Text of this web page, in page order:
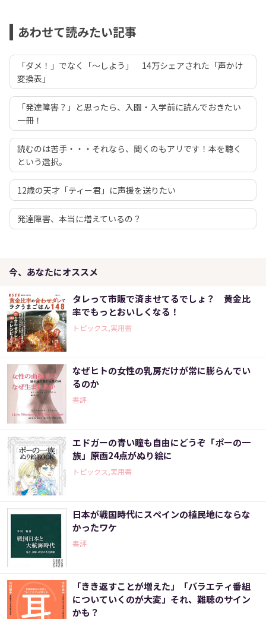
あわせて読みたい記事
「ダメ！」でなく「～しよう」 14万シェアされた「声かけ
変換表」
「発達障害？」と思ったら、入園・入学前に読んでおきたい
一冊！
読むのは苦手・・・それなら、聞くのもアリです！本を聴く
という選択。
12歳の天才「ティー君」に声援を送りたい
発達障害、本当に増えているの？
今、あなたにオススメ
タレって市販で済ませてるでしょ？ 黄金比
率でもっとおいしくなる！
トピックス,実用書
なぜヒトの女性の乳房だけが常に膨らんでい
るのか
書評
エドガーの青い瞳も自由にどうぞ「ポーの一
族」原画24点がぬり絵に
トピックス,実用書
日本が戦国時代にスペインの植民地にならな
かったワケ
書評
「きき返すことが増えた」「バラエティ番組
についていくのが大変」それ、難聴のサイン
かも？